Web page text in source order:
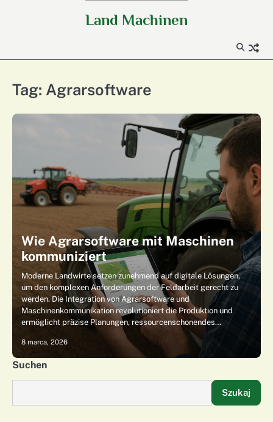
Land Machinen
Tag: Agrarsoftware
Wie Agrarsoftware mit Maschinen
kommuniziert
Moderne Landwirte setzen zunehmend auf digitale Lösungen,
um den komplexen Anforderungen der Feldarbeit gerecht zu
werden. Die Integration von Agrarsoftware und
Maschinenkommunikation revolutioniert die Produktion und
ermöglicht präzise Planungen, ressourcenschonendes…
8 marca, 2026
Suchen
Szukaj